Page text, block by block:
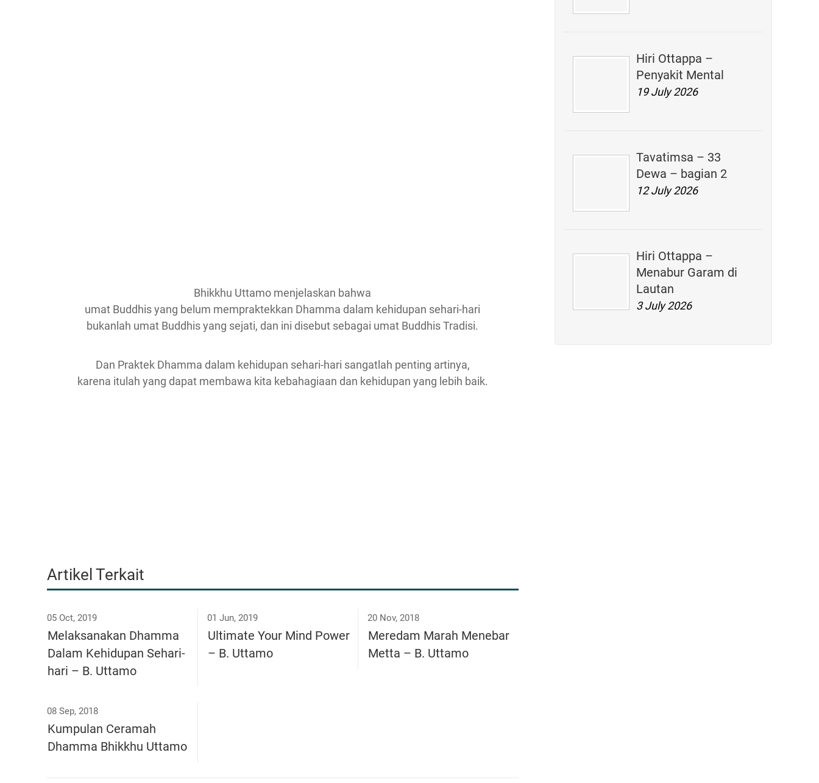
Hiri Ottappa –
Penyakit Mental
19 July 2026
Tavatimsa – 33
Dewa – bagian 2
12 July 2026
Hiri Ottappa –
Menabur Garam di
Lautan
3 July 2026
Bhikkhu Uttamo menjelaskan bahwa
umat Buddhis yang belum mempraktekkan Dhamma dalam kehidupan sehari-hari
bukanlah umat Buddhis yang sejati, dan ini disebut sebagai umat Buddhis Tradisi.
Dan Praktek Dhamma dalam kehidupan sehari-hari sangatlah penting artinya,
karena itulah yang dapat membawa kita kebahagiaan dan kehidupan yang lebih baik.
Artikel Terkait
05 Oct, 2019
Melaksanakan Dhamma
Dalam Kehidupan Sehari-
hari – B. Uttamo
01 Jun, 2019
Ultimate Your Mind Power
– B. Uttamo
20 Nov, 2018
Meredam Marah Menebar
Metta – B. Uttamo
08 Sep, 2018
Kumpulan Ceramah
Dhamma Bhikkhu Uttamo